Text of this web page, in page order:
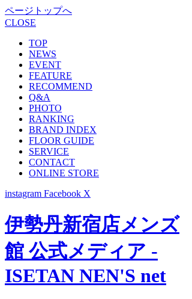
ページトップへ
CLOSE
TOP
NEWS
EVENT
FEATURE
RECOMMEND
Q&A
PHOTO
RANKING
BRAND INDEX
FLOOR GUIDE
SERVICE
CONTACT
ONLINE STORE
instagram Facebook X
伊勢丹新宿店メンズ
館 公式メディア -
ISETAN NEN'S net